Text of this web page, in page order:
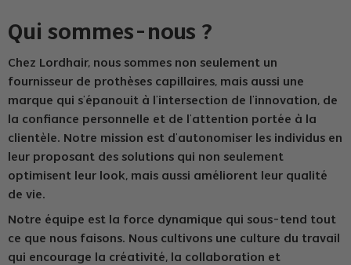
Qui sommes-nous ?
Chez Lordhair, nous sommes non seulement un
fournisseur de prothèses capillaires, mais aussi une
marque qui s'épanouit à l'intersection de l'innovation, de
la confiance personnelle et de l'attention portée à la
clientèle. Notre mission est d'autonomiser les individus en
leur proposant des solutions qui non seulement
optimisent leur look, mais aussi améliorent leur qualité
de vie.
Notre équipe est la force dynamique qui sous-tend tout
ce que nous faisons. Nous cultivons une culture du travail
qui encourage la créativité, la collaboration et